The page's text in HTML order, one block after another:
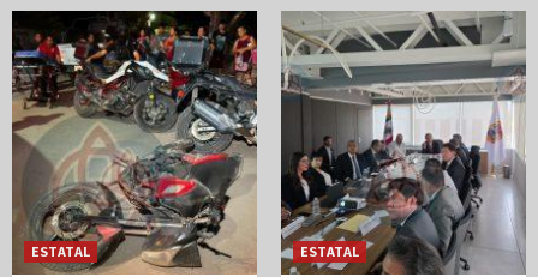
ESTATAL ESTATAL